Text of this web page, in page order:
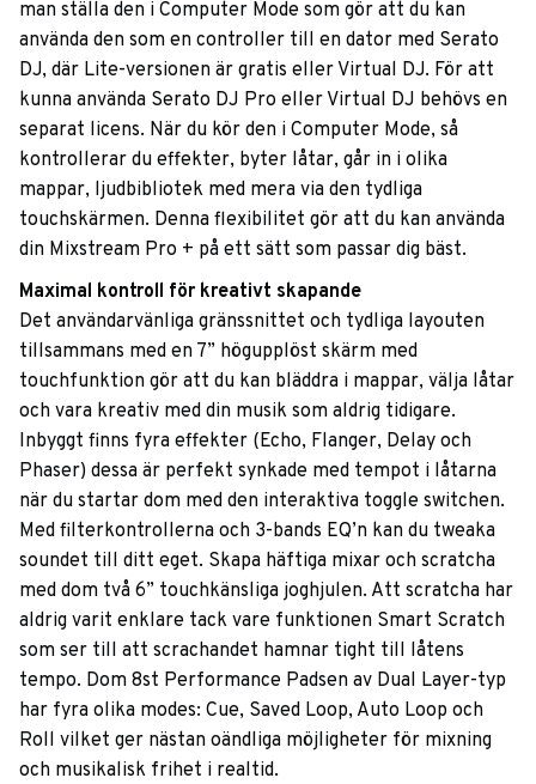
man ställa den i Computer Mode som gör att du kan
använda den som en controller till en dator med Serato
DJ, där Lite-versionen är gratis eller Virtual DJ. För att
kunna använda Serato DJ Pro eller Virtual DJ behövs en
separat licens. När du kör den i Computer Mode, så
kontrollerar du effekter, byter låtar, går in i olika
mappar, ljudbibliotek med mera via den tydliga
touchskärmen. Denna flexibilitet gör att du kan använda
din Mixstream Pro + på ett sätt som passar dig bäst.
Maximal kontroll för kreativt skapande
Det användarvänliga gränssnittet och tydliga layouten
tillsammans med en 7” högupplöst skärm med
touchfunktion gör att du kan bläddra i mappar, välja låtar
och vara kreativ med din musik som aldrig tidigare.
Inbyggt finns fyra effekter (Echo, Flanger, Delay och
Phaser) dessa är perfekt synkade med tempot i låtarna
när du startar dom med den interaktiva toggle switchen.
Med filterkontrollerna och 3-bands EQ’n kan du tweaka
soundet till ditt eget. Skapa häftiga mixar och scratcha
med dom två 6” touchkänsliga joghjulen. Att scratcha har
aldrig varit enklare tack vare funktionen Smart Scratch
som ser till att scrachandet hamnar tight till låtens
tempo. Dom 8st Performance Padsen av Dual Layer-typ
har fyra olika modes: Cue, Saved Loop, Auto Loop och
Roll vilket ger nästan oändliga möjligheter för mixning
och musikalisk frihet i realtid.